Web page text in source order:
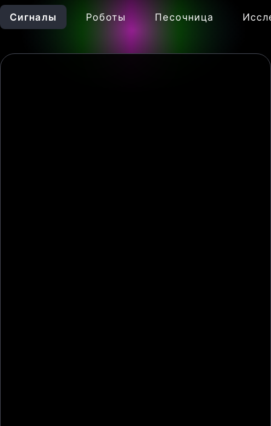
Сигналы Роботы Песочница